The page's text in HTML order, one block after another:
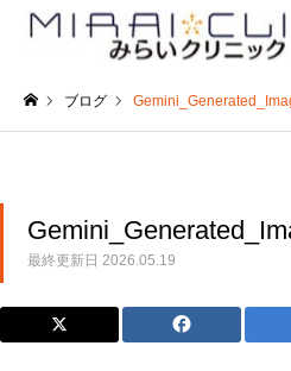
ブログ
最終更新日 2026.05.19